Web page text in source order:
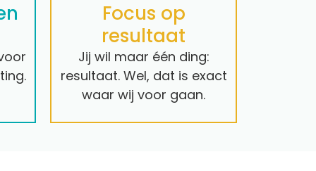
Focus op
resultaat
Jij wil maar één ding:
resultaat. Wel, dat is exact
waar wij voor gaan.